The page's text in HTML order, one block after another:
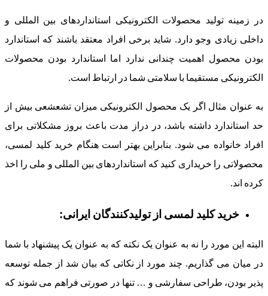
در زمینه تولید محصولات الکترونیکی استانداردهای بین المللی و
داخلی زیادی وجو دارد. شاید برخی افراد معتقد باشند که استاندارد
بودن محصول اهمیت چندانی ندارد اما استاندارد بودن محصولات
الکترونیکی مستقیما با سلامتی شما در ارتباط است.
به عنوان مثال اگر یک محصول الکترونیکی میزان تشعشعی بیش از
حد استاندارد داشته باشد، در دراز مدت باعث بروز مشکلاتی برای
افراد خانواده می شود. بنابراین بهتر است هنگام خرید کلید لمسی،
محصولاتی را خریداری کنید که استانداردهای بین المللی و ملی را اخذ
کرده اند.
خرید کلید لمسی از تولیدکنندگان ایرانی:
البته این مورد را نه به عنوان یک نکته که به عنوان یک پیشنهاد با شما
در میان می گذاریم. چند مورد از نکاتی که بیان شد از جمله توسعه
پذیر بودن، طراحی سفارشی و … تنها در صورتی فراهم می شوند که